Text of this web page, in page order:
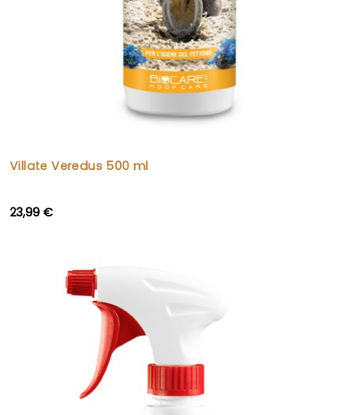
Villate Veredus 500 ml
23,99 €